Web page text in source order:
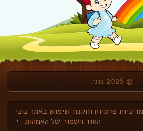
© 2026 נוני.
מדיניות פרטיות ותקנון שימוש באתר נוני
הסוד השמור של האמהות